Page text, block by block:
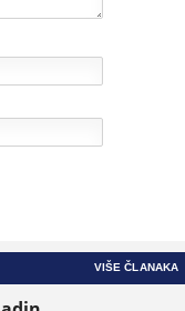
VIŠE ČLANAKA